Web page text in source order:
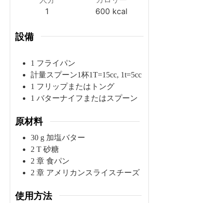
1
600 kcal
設備
1 フライパン
計量スプーン1杯1T=15cc, 1t=5cc
1 フリップまたはトング
1 バターナイフまたはスプーン
原材料
30 g 加塩バター
2 T 砂糖
2 章 食パン
2 章 アメリカンスライスチーズ
使用方法